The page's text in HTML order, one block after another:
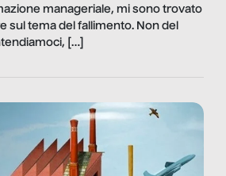
manageriale, mi sono trovato
sul tema del fallimento. Non del
[…]